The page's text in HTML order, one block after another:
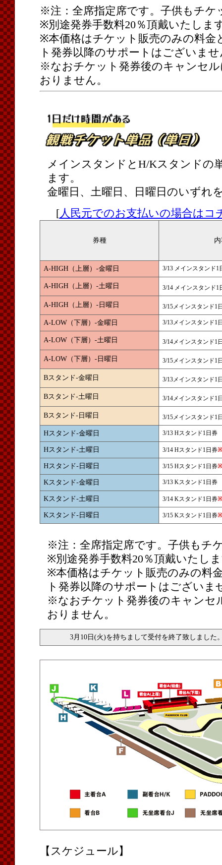
※注：全席指定席です。子供もチケ
※別途発券手数料20％頂戴いたしま
※本価格はチケット販売のみの料金
ト発券以降のサポートはございま
※なおチケット発券後のキャンセ
おりません。
メインスタンドとH/Kスタンドの
ます。
金曜日、土曜日、日曜日のいずれ
[人民元でのお支払いの場合はコ
券種
A-HIGH（上層）-金曜日 3/13 メインスタンド1
A-HIGH（上層）-土曜日 3/14 メインスタンド1
A-HIGH（上層）-日曜日 3/15メインスタンド1
A-LOW（下層）-金曜日 3/13メインスタンド1
A-LOW（下層）-土曜日 3/14メインスタンド1
A-LOW（下層）-日曜日 3/15メインスタンド1
Bスタンド-金曜日 3/13メインスタンド1
Bスタンド-土曜日 3/14メインスタンド1
Bスタンド-日曜日 3/15メインスタンド1
Hスタンド-金曜日 3/13 Hスタンド1日券
Hスタンド-土曜日 3/14 Hスタンド1日券
Hスタンド-日曜日 3/15 Hスタンド1日券
Kスタンド-金曜日 3/13 Kスタンド1日券
Kスタンド-土曜日 3/14 Kスタンド1日券
Kスタンド-日曜日 3/15 Kスタンド1日券
※注：全席指定席です。子供もチ
※別途発券手数料20％頂戴いたし
※本価格はチケット販売のみの料
ト発券以降のサポートはございま
※なおチケット発券後のキャンセ
おりません。
3月10日(火)を持ちまして受付を終了致しました
【スケジュール】